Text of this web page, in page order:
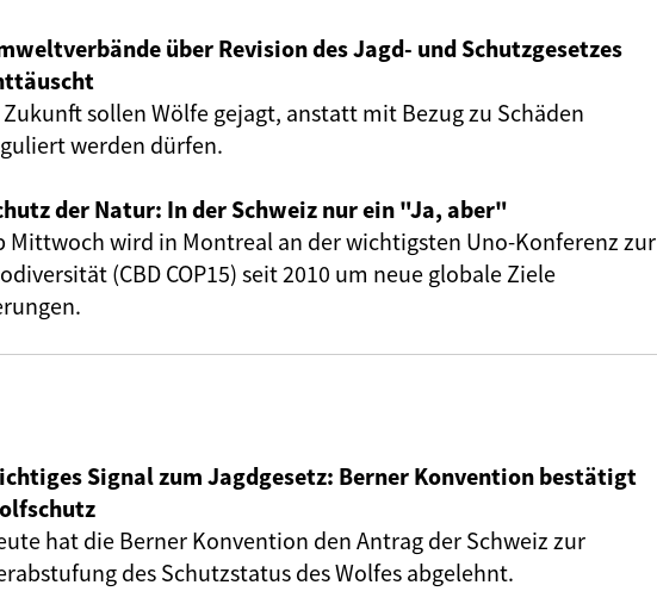
über Revision des Jagd- und Schutzgesetzes
Zukunft sollen Wölfe gejagt, anstatt mit Bezug zu Schäden
werden dürfen.
der Natur: In der Schweiz nur ein "Ja, aber"
Mittwoch wird in Montreal an der wichtigsten Uno-Konferenz zur
(CBD COP15) seit 2010 um neue globale Ziele
Signal zum Jagdgesetz: Berner Konvention bestätigt
hat die Berner Konvention den Antrag der Schweiz zur
des Schutzstatus des Wolfes abgelehnt.